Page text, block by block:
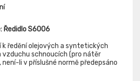
Ředidlo S6006
k ředění olejových a syntetických
schnoucích (pro nátěr
li v příslušné normě předepsáno